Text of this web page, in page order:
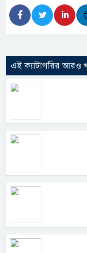
এই ক্যাটাগরির আরও